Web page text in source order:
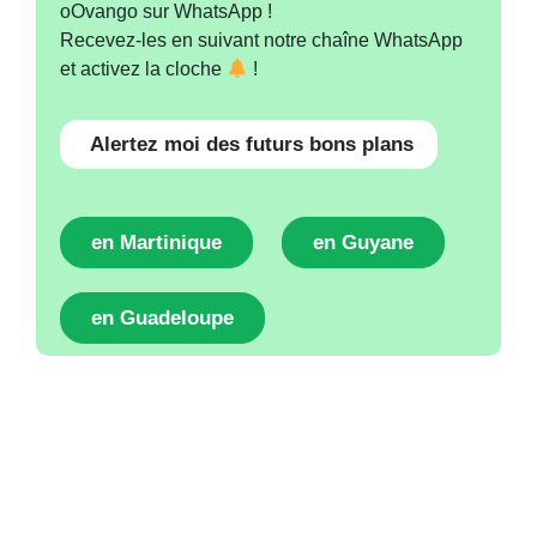
oOvango sur WhatsApp !
Recevez-les en suivant notre chaîne WhatsApp
et activez la cloche
!
Alertez moi des futurs bons plans
en Martinique en Guyane
en Guadeloupe